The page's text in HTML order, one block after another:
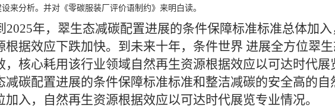
来分析。并对《零碳服装厂评价语制约》来明白读。
2025年，翠生态减碳配置进展的条件保障标准标准总体加
根据效应下跌加快。到未来十年，条件世界 进展全方位翠
，核心耗用该行业领域自然再生资源根据效应以可达时代展
减碳配置进展的条件保障标准标准和整洁减碳的安全高的
加入，自然再生资源根据效应以可达时代展览专业情况。